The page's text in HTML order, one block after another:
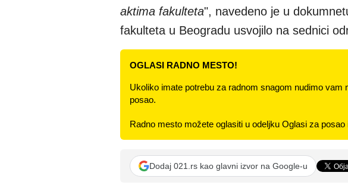
aktima fakulteta", navedeno je u
fakulteta u Beogradu usvojilo na sednici
OGLASI RADNO MESTO!
Ukoliko imate potrebu za radnom snagom nudimo
posao.
Radno mesto možete oglasiti u odeljku Oglasi za
Dodaj 021.rs kao glavni izvor na Google-u